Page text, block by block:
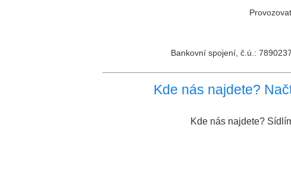
Kde nás najdete?
Kde nás najdete?
Bankovní spojení, č.ú.: